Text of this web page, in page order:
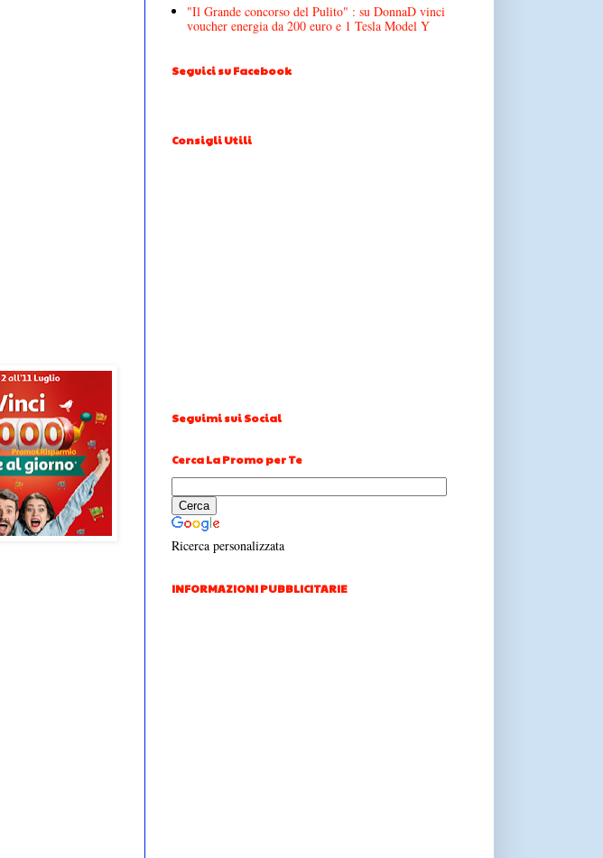
"Il Grande concorso del Pulito" : su DonnaD vinci
voucher energia da 200 euro e 1 Tesla Model Y
Seguici su Facebook
Consigli Utili
Seguimi sui Social
Cerca La Promo per Te
Ricerca personalizzata
INFORMAZIONI PUBBLICITARIE